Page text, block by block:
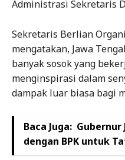
Administrasi Sekretaris
Sekretaris Berlian
mengatakan, Jawa
banyak sosok yang
menginspirasi dalam
dampak luar biasa bagi
Baca Juga: Gubernur
dengan BPK untuk